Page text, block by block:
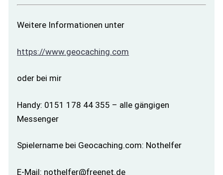
Weitere Informationen unter
https://www.geocaching.com
oder bei mir
Handy: 0151 178 44 355 – alle gängigen
Messenger
Spielername bei Geocaching.com: Nothelfer
E-Mail: nothelfer@freenet.de